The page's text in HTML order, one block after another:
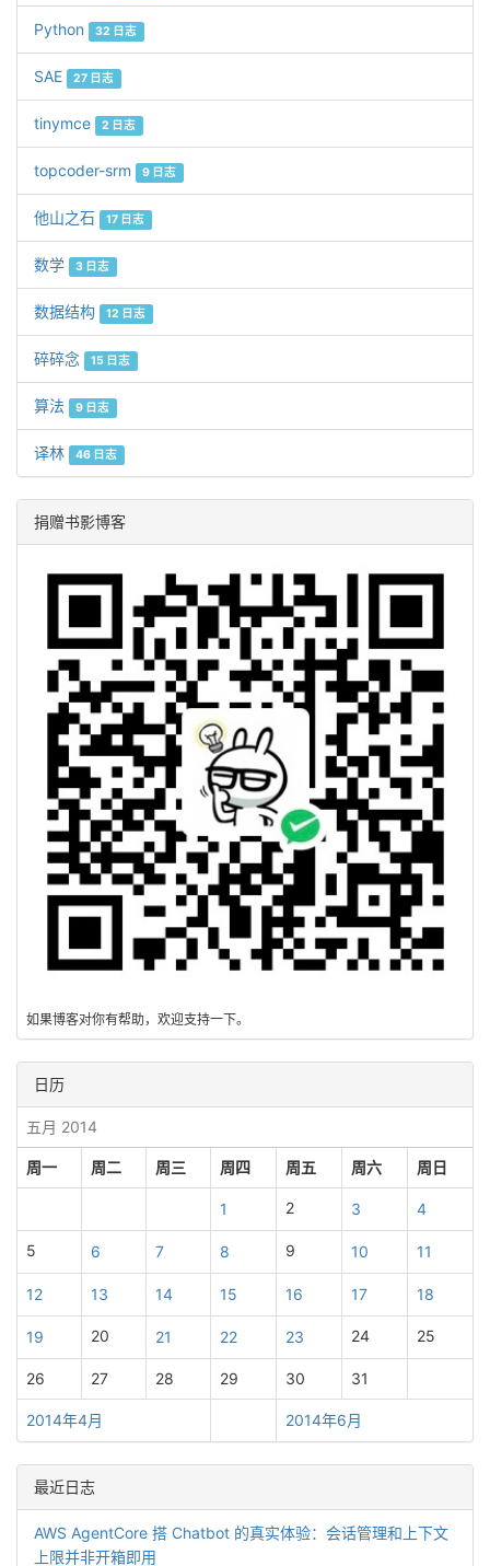
Python 32 日志
SAE 27 日志
tinymce 2 日志
topcoder-srm 9 日志
他山之石 17 日志
数学 3 日志
数据结构 12 日志
碎碎念 15 日志
算法 9 日志
译林 46 日志
捐赠书影博客
如果博客对你有帮助，欢迎支持一下。
日历
五月 2014
周一 周二 周三 周四 周五 周六 周日
2014年4月 2014年6月
1 2 3 4
5 6 7 8 9 10 11
12 13 14 15 16 17 18
19 20 21 22 23 24 25
26 27 28 29 30 31
最近日志
AWS AgentCore 搭 Chatbot 的真实体验：会话管理和上下文
上限并非开箱即用